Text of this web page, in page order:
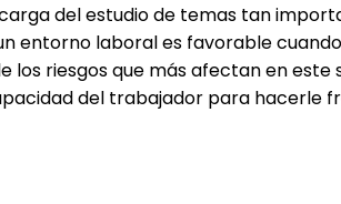
del estudio de temas tan
entorno laboral es favorable
riesgos que más afectan en
del trabajador para hacerle